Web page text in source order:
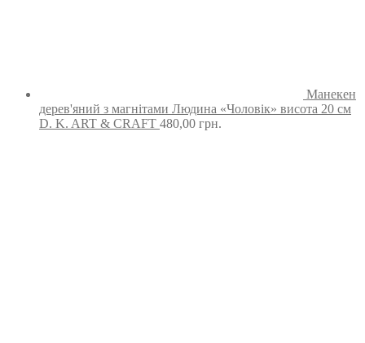
Манекен
дерев'яний з магнітами Людина «Чоловік» висота 20 см
D. K. ART & CRAFT 480,00 грн.